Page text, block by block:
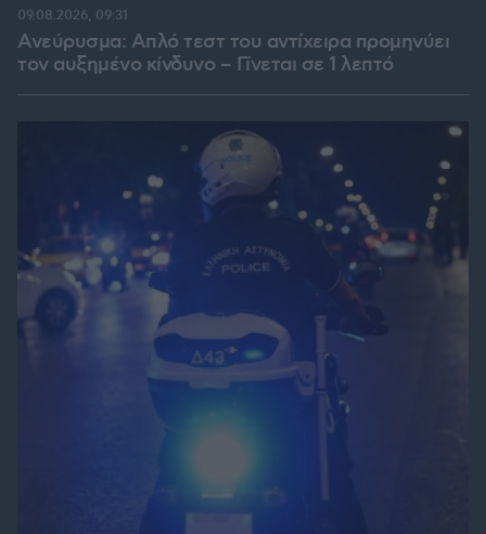
Ανεύρυσμα: Απλό τεστ του αντίχειρα προμηνύει
τον αυξημένο κίνδυνο – Γίνεται σε 1 λεπτό
09.08.2026, 09:31